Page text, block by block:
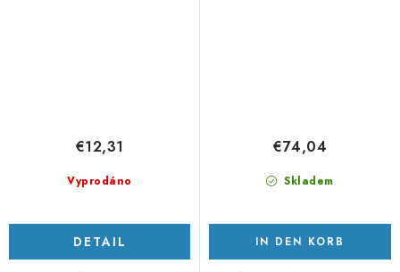
Vyprodáno
€12,31
DETAIL
Skladem
€74,04
IN DEN KORB